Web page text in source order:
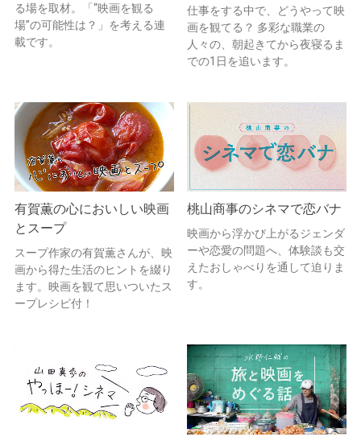
る場を取材。「“映画を観る
場”の可能性は？」を考える連
載です。
仕事をする中で、どうやって映
画を観てる？ 多彩な職業の
人々の、朝起きてから夜寝るま
での1日を追います。
有賀薫の心においしい映画
とスープ
スープ作家の有賀薫さんが、映
画から得た生活のヒントを綴り
ます。映画を観て思いついたス
ープレシピ付！
桃山商事のシネマで恋バナ
映画から浮かび上がるジェンダ
ーや恋愛の問題へ、体験談も交
えたおしゃべりを通して迫りま
す。